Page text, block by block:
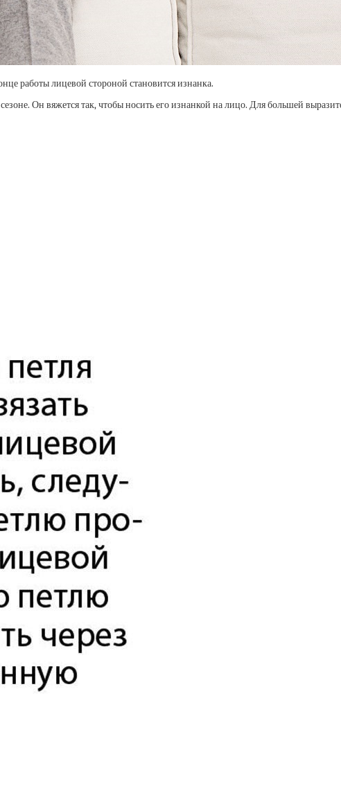
работы лицевой стороной становится изнанка.
Он вяжется так, чтобы носить его изнанкой на лицо. Для большей